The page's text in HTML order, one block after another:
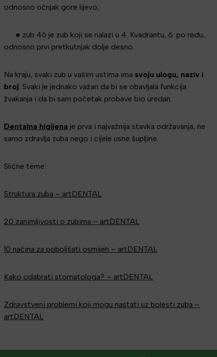
odnosno očnjak gore lijevo;
● zub 46 je zub koji se nalazi u 4. Kvadrantu, 6. po redu,
odnosno prvi pretkutnjak dolje desno.
Na kraju, svaki zub u vašim ustima ima svoju ulogu, naziv i
broj. Svaki je jednako važan da bi se obavljala funkcija
žvakanja i da bi sam početak probave bio uredan.
Dentalna higijena je prva i najvažnija stavka održavanja, ne
samo zdravlja zuba nego i cijele usne šupljine.
Slične teme:
Struktura zuba – artDENTAL
20 zanimljivosti o zubima – artDENTAL
10 načina za poboljšati osmijeh – artDENTAL
Kako odabrati stomatologa? – artDENTAL
Zdravstveni problemi koji mogu nastati uz bolesti zuba –
artDENTAL